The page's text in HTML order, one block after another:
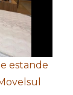
estande